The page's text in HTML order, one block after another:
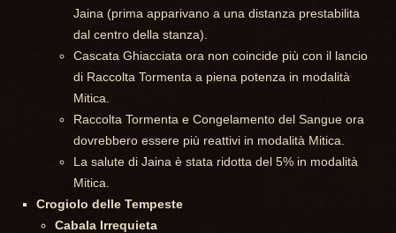
Jaina (prima apparivano a una distanza prestabilita
dal centro della stanza).
Cascata Ghiacciata ora non coincide più con il lancio
di Raccolta Tormenta a piena potenza in modalità
Mitica.
Raccolta Tormenta e Congelamento del Sangue ora
dovrebbero essere più reattivi in modalità Mitica.
La salute di Jaina è stata ridotta del 5% in modalità
Mitica.
Crogiolo delle Tempeste
Cabala Irrequieta